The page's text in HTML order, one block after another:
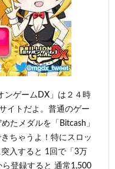
ンゲームDX」は２４時
イトだよ。普通のゲー
たメダルを「Bitcash」
ちゃうよ！特にスロッ
入すると 1回で「3万
ら登録すると 通常1,500